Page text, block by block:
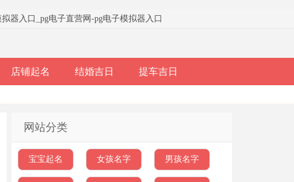
器入口 pg电子直营网-pg电子模拟器入口
店铺起名 结婚吉日 提车吉日
网站分类
宝宝起名 女孩名字 男孩名字